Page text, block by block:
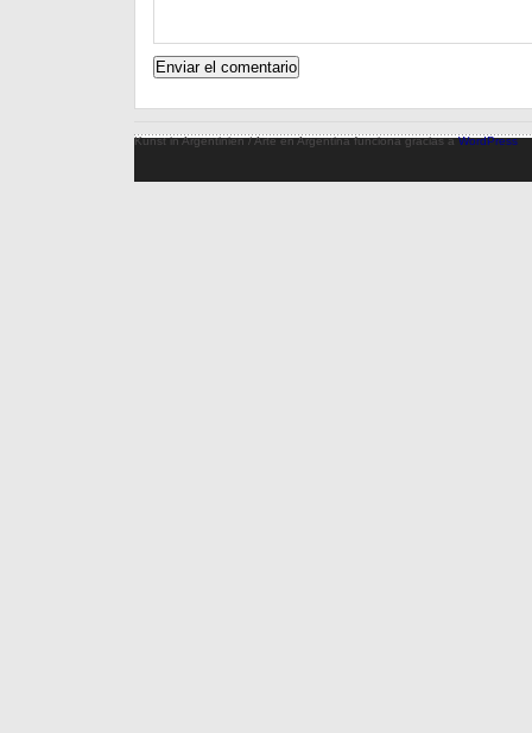
Kunst in Argentinien / Arte en Argentina funciona gracias aWordPress